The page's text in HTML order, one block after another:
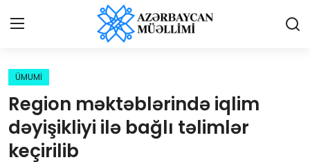
Qəzetə elan ver
Əlaqə
ÜMUMİ
Region məktəblərində iqlim
dəyişikliyi ilə bağlı təlimlər
keçirilib